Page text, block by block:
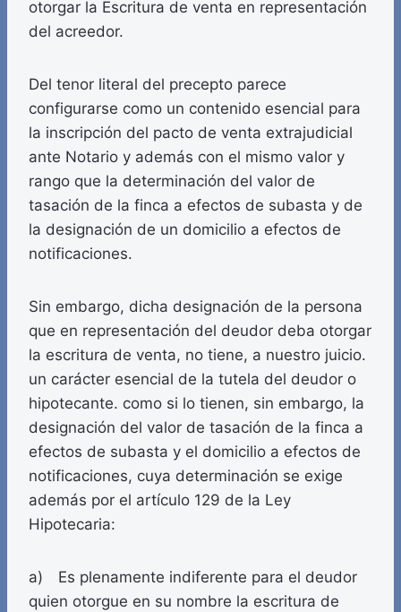
otorgar la Escritura de venta en representación
del acreedor.
Del tenor literal del precepto parece
configurarse como un contenido esencial para
la inscripción del pacto de venta extrajudicial
ante Notario y además con el mismo valor y
rango que la determinación del valor de
tasación de la finca a efectos de subasta y de
la designación de un domicilio a efectos de
notificaciones.
Sin embargo, dicha designación de la persona
que en representación del deudor deba otorgar
la escritura de venta, no tiene, a nuestro juicio.
un carácter esencial de la tutela del deudor o
hipotecante. como si lo tienen, sin embargo, la
designación del valor de tasación de la finca a
efectos de subasta y el domicilio a efectos de
notificaciones, cuya determinación se exige
además por el artículo 129 de la Ley
Hipotecaria:
a) Es plenamente indiferente para el deudor
quien otorgue en su nombre la escritura de